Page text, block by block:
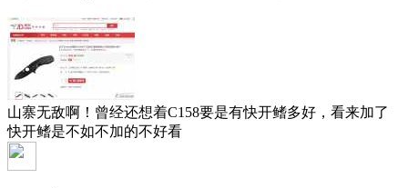
山寨无敌啊！曾经还想着C158要是有快开鳍多好，看来加了
快开鳍是不如不加的不好看